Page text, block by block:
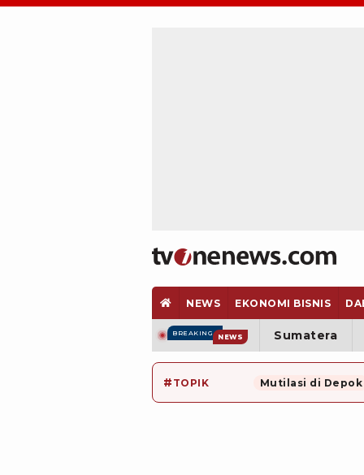
NEWS EKONOMI BISNIS
BREAKING NEWS Sumatera
# TOPIK Mutilasi di Depok